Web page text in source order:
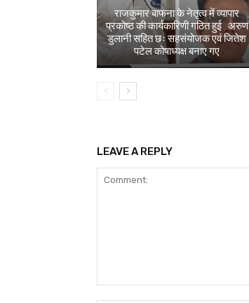
राजकुमार बाफना के नेतृत्व में व्यापार
प्रकोष्ठ की कार्यकारिणी गठित हुई अरुण
डुलानी सहित छः सहसंयोजक एवं जितेश
पटेल कोषाध्यक्ष बनाए गए
LEAVE A REPLY